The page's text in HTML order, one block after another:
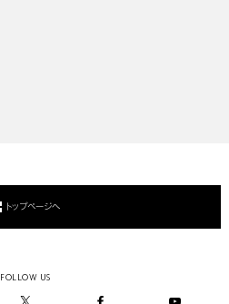
トップページへ
FOLLOW US